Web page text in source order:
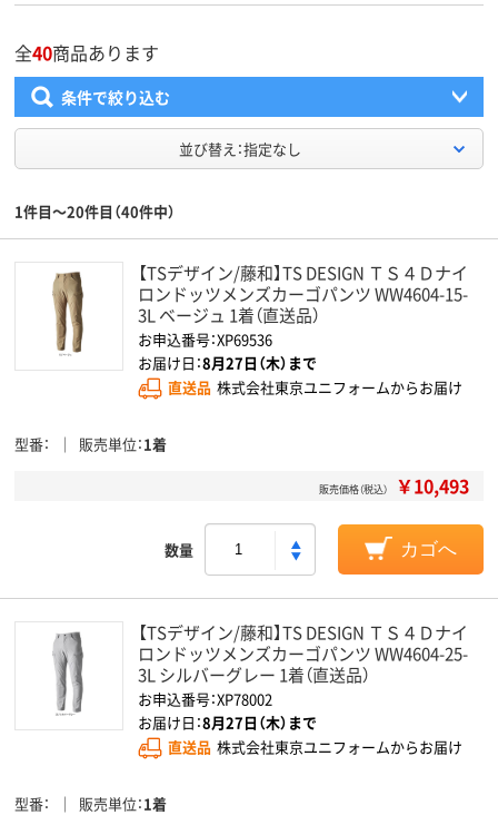
全40商品あります
条件で絞り込む
並び替え：指定なし
1件目～20件目（40件中）
【TSデザイン/藤和】TS DESIGN ＴＳ４Ｄナイ
ロンドッツメンズカーゴパンツ WW4604-15-
3L ベージュ 1着（直送品）
お申込番号：XP69536
お届け日：8月27日（木）まで
直送品 株式会社東京ユニフォームからお届け
型番 販売単位 1着
販売価格（税込） ￥10,493
数量 カゴへ
【TSデザイン/藤和】TS DESIGN ＴＳ４Ｄナイ
ロンドッツメンズカーゴパンツ WW4604-25-
3L シルバーグレー 1着（直送品）
お申込番号：XP78002
お届け日：8月27日（木）まで
直送品 株式会社東京ユニフォームからお届け
型番 販売単位 1着